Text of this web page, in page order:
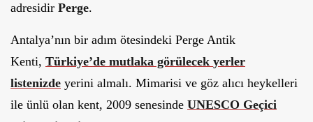
adresidir Perge.
Antalya’nın bir adım ötesindeki Perge Antik
Kenti, Türkiye’de mutlaka görülecek yerler
listenizde yerini almalı. Mimarisi ve göz alıcı heykelleri
ile ünlü olan kent, 2009 senesinde UNESCO Geçici